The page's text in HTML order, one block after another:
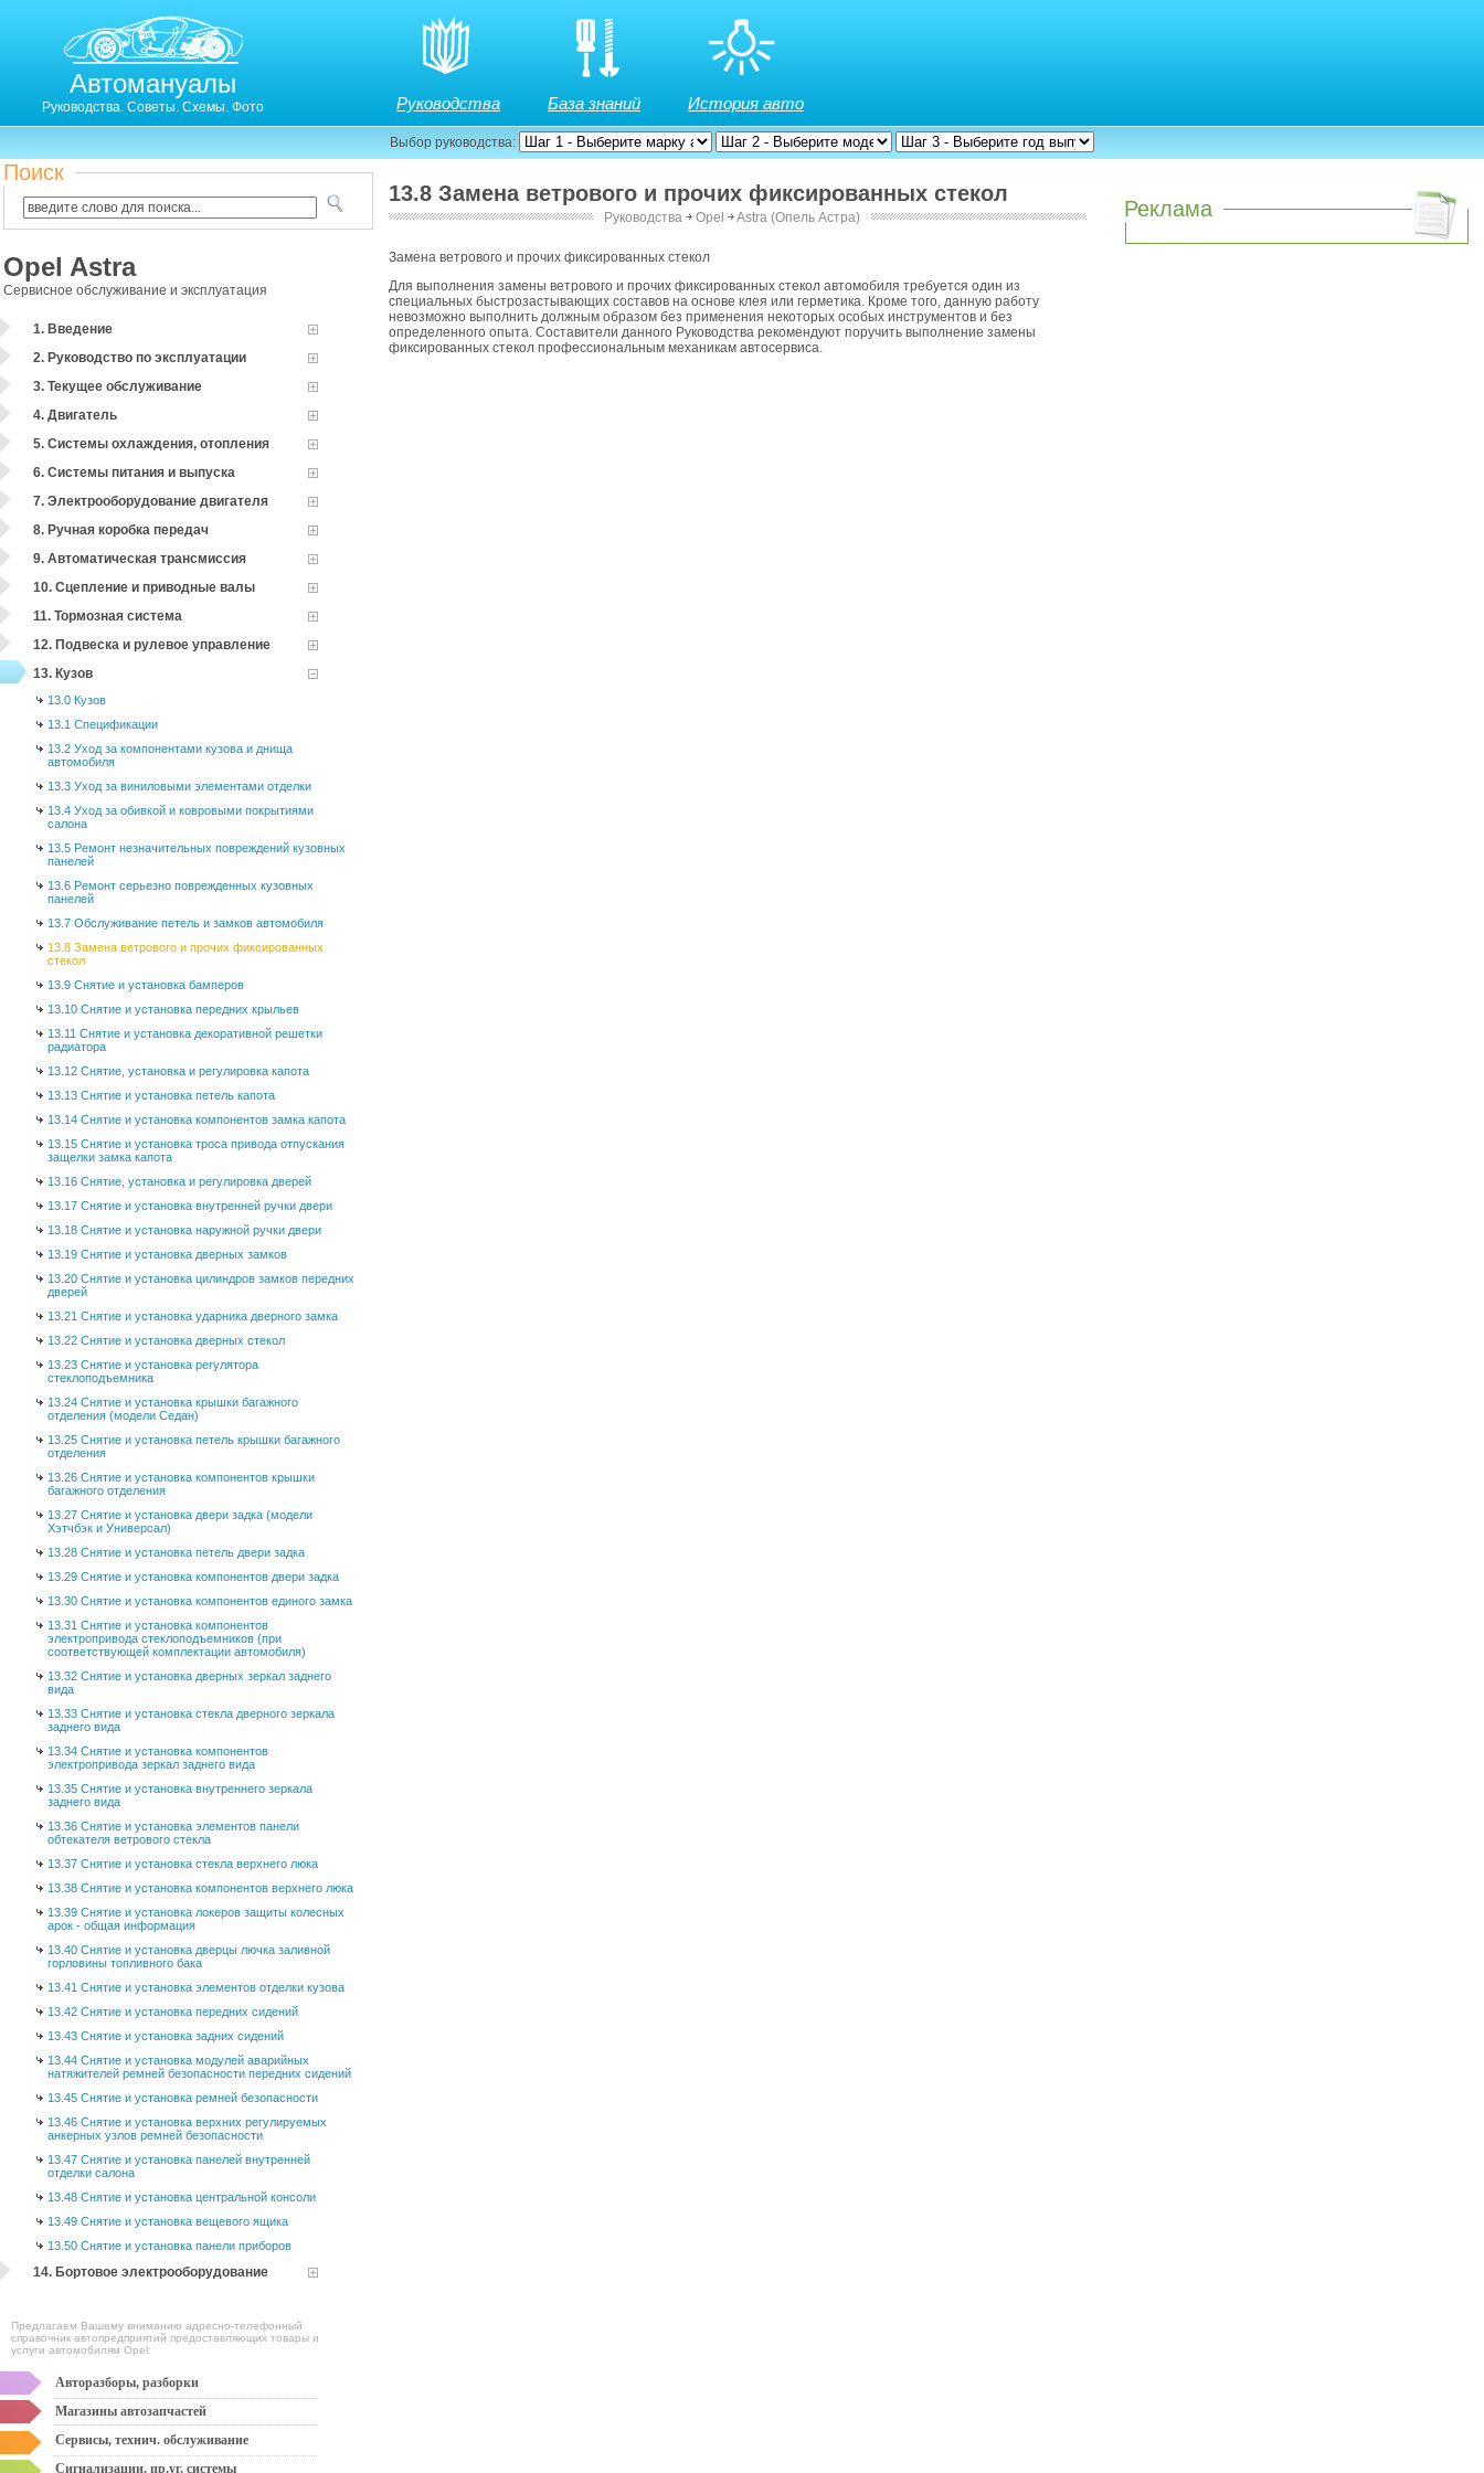
Автомануалы
Руководства. Советы. Схемы. Фото Руководства База знаний История авто
Выбор руководства:
Поиск
Opel Astra
Сервисное обслуживание и эксплуатация
1. Введение
2. Руководство по эксплуатации
3. Текущее обслуживание
4. Двигатель
5. Системы охлаждения, отопления
6. Системы питания и выпуска
7. Электрооборудование двигателя
8. Ручная коробка передач
9. Автоматическая трансмиссия
10. Сцепление и приводные валы
11. Тормозная система
12. Подвеска и рулевое управление
13. Кузов
13.0 Кузов
13.1 Спецификации
13.2 Уход за компонентами кузова и днища
автомобиля
13.3 Уход за виниловыми элементами отделки
13.4 Уход за обивкой и ковровыми покрытиями
салона
13.5 Ремонт незначительных повреждений кузовных
панелей
13.6 Ремонт серьезно поврежденных кузовных
панелей
13.7 Обслуживание петель и замков автомобиля
13.8 Замена ветрового и прочих фиксированных
стекол
13.9 Снятие и установка бамперов
13.10 Снятие и установка передних крыльев
13.11 Снятие и установка декоративной решетки
радиатора
13.12 Снятие, установка и регулировка капота
13.13 Снятие и установка петель капота
13.14 Снятие и установка компонентов замка капота
13.15 Снятие и установка троса привода отпускания
защелки замка капота
13.16 Снятие, установка и регулировка дверей
13.17 Снятие и установка внутренней ручки двери
13.18 Снятие и установка наружной ручки двери
13.19 Снятие и установка дверных замков
13.20 Снятие и установка цилиндров замков передних
дверей
13.21 Снятие и установка ударника дверного замка
13.22 Снятие и установка дверных стекол
13.23 Снятие и установка регулятора
стеклоподъемника
13.24 Снятие и установка крышки багажного
отделения (модели Седан)
13.25 Снятие и установка петель крышки багажного
отделения
13.26 Снятие и установка компонентов крышки
багажного отделения
13.27 Снятие и установка двери задка (модели
Хэтчбэк и Универсал)
13.28 Снятие и установка петель двери задка
13.29 Снятие и установка компонентов двери задка
13.30 Снятие и установка компонентов единого замка
13.31 Снятие и установка компонентов
электропривода стеклоподъемников (при
соответствующей комплектации автомобиля)
13.32 Снятие и установка дверных зеркал заднего
вида
13.33 Снятие и установка стекла дверного зеркала
заднего вида
13.34 Снятие и установка компонентов
электропривода зеркал заднего вида
13.35 Снятие и установка внутреннего зеркала
заднего вида
13.36 Снятие и установка элементов панели
обтекателя ветрового стекла
13.37 Снятие и установка стекла верхнего люка
13.38 Снятие и установка компонентов верхнего люка
13.39 Снятие и установка локеров защиты колесных
арок - общая информация
13.40 Снятие и установка дверцы лючка заливной
горловины топливного бака
13.41 Снятие и установка элементов отделки кузова
13.42 Снятие и установка передних сидений
13.43 Снятие и установка задних сидений
13.44 Снятие и установка модулей аварийных
натяжителей ремней безопасности передних сидений
13.45 Снятие и установка ремней безопасности
13.46 Снятие и установка верхних регулируемых
анкерных узлов ремней безопасности
13.47 Снятие и установка панелей внутренней
отделки салона
13.48 Снятие и установка центральной консоли
13.49 Снятие и установка вещевого ящика
13.50 Снятие и установка панели приборов
14. Бортовое электрооборудование
Предлагаем Вашему вниманию адресно-телефонный
справочник автопредприятий предоставляющих товары и
услуги автомобилям Opel:
Авторазборы, разборки
Магазины автозапчастей
Сервисы, технич. обслуживание
Сигнализации, пр.уг. системы
13.8 Замена ветрового и прочих фиксированных стекол
Руководства ￫ Opel ￫Astra (Опель Астра)
Замена ветрового и прочих фиксированных стекол
Для выполнения замены ветрового и прочих фиксированных стекол автомобиля требуется один из
специальных быстрозастывающих составов на основе клея или герметика. Кроме того, данную работу
невозможно выполнить должным образом без применения некоторых особых инструментов и без
определенного опыта. Составители данного Руководства рекомендуют поручить выполнение замены
фиксированных стекол профессиональным механикам автосервиса.
Реклама